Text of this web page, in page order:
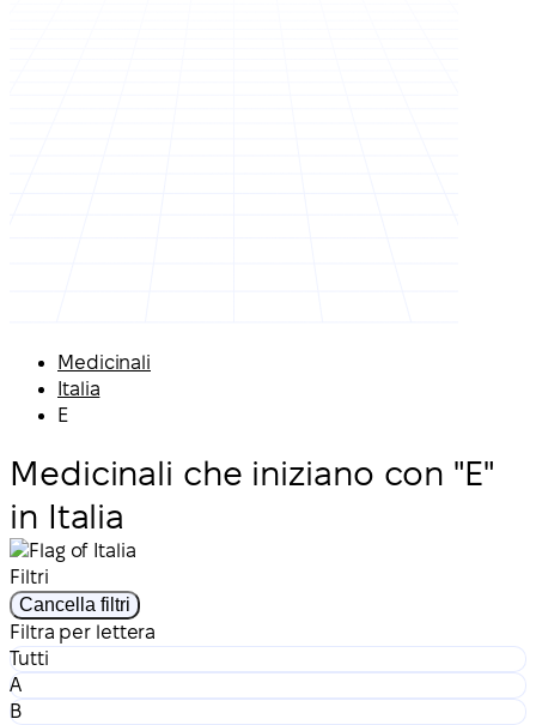
Medicinali
Italia
E
Medicinali che iniziano con "E"
in Italia
Filtri
Cancella filtri
Filtra per lettera
Tutti
A
B